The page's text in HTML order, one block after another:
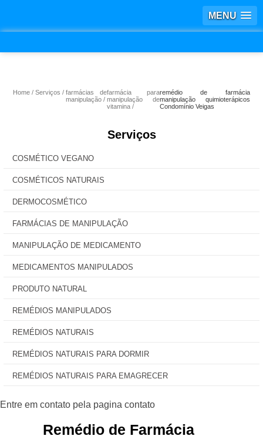
MENU
Home Serviços
farmácias de
manipulação
farmácia para
manipulação de
vitamina
remédio de farmácia
manipulação quimioterápicos
Condomínio Veigas
Serviços
COSMÉTICO VEGANO
COSMÉTICOS NATURAIS
DERMOCOSMÉTICO
FARMÁCIAS DE MANIPULAÇÃO
MANIPULAÇÃO DE MEDICAMENTO
MEDICAMENTOS MANIPULADOS
PRODUTO NATURAL
REMÉDIOS MANIPULADOS
REMÉDIOS NATURAIS
REMÉDIOS NATURAIS PARA DORMIR
REMÉDIOS NATURAIS PARA EMAGRECER
Remédio de Farmácia